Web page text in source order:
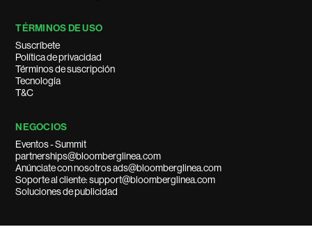
TÉRMINOS DE USO
Suscríbete
Política de privacidad
Términos de suscripción
Tecnología
T&C
NEGOCIOS
Eventos - Summit
partnerships@bloomberglinea.com
Anúnciate con nosotros ads@bloomberglinea.com
Soporte al cliente: support@bloomberglinea.com
Soluciones de publicidad